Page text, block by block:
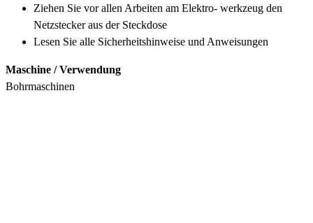
Ziehen Sie vor allen Arbeiten am Elektro- werkzeug den
Netzstecker aus der Steckdose
Lesen Sie alle Sicherheitshinweise und Anweisungen
Maschine / Verwendung
Bohrmaschinen